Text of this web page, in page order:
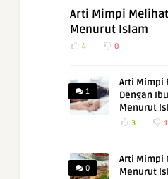
Arti Mimpi
Menurut Islam
4 0
1
Arti Mimpi
Dengan
Menurut
3 1
0
Arti Mimpi
Menurut